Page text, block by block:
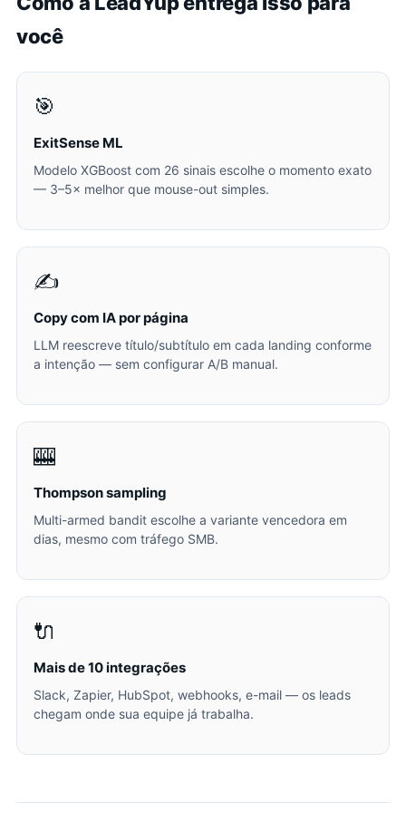
você
🎯
ExitSense ML
Modelo XGBoost com 26 sinais escolhe o momento exato
— 3–5× melhor que mouse-out simples.
✍️
Copy com IA por página
LLM reescreve título/subtítulo em cada landing conforme
a intenção — sem configurar A/B manual.
🎰
Thompson sampling
Multi-armed bandit escolhe a variante vencedora em
dias, mesmo com tráfego SMB.
🔌
Mais de 10 integrações
Slack, Zapier, HubSpot, webhooks, e-mail — os leads
chegam onde sua equipe já trabalha.